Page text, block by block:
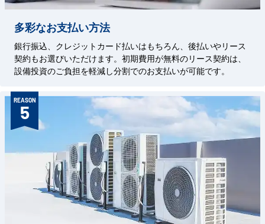
多彩なお支払い方法
銀行振込、クレジットカード払いはもちろん、後払いやリース
契約もお選びいただけます。初期費用が無料のリース契約は、
設備投資のご負担を軽減し分割でのお支払いが可能です。
REASON
5